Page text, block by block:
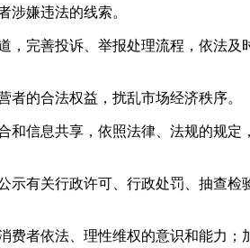
涉嫌违法的线索。
完善投诉、举报处理流程，依法及
的合法权益，扰乱市场经济秩序。
信息共享，依照法律、法规的规定
有关行政许可、行政处罚、抽查检
者依法、理性维权的意识和能力